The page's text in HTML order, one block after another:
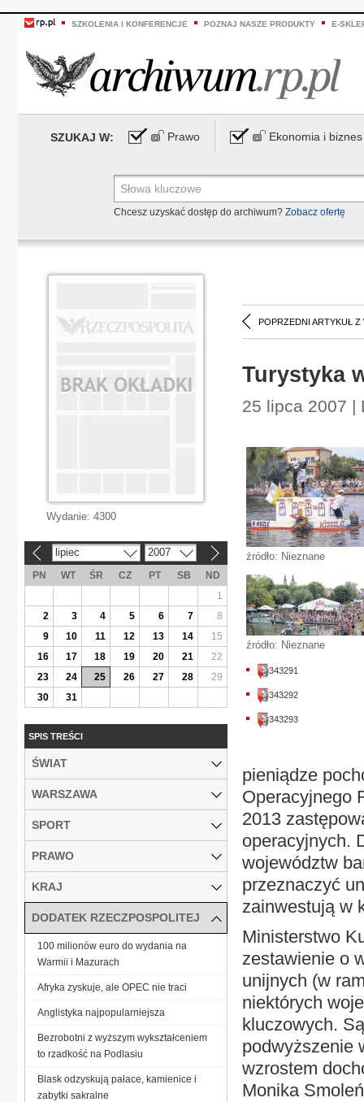
SZKOLENIA I KONFERENCJE POZNAJ NASZE PRODUKTY E-
SZUKAJ W: Prawo Ekonomia i biznes
Chcesz uzyskać dostęp do archiwum? Zobacz ofertę
POPRZEDNI ARTYKUŁ Z
Turystyka
25 lipca 2007 |
źródło: Nieznane
źródło: Nieznane
343291
343292
343293
pieniądze
Operacyjnego
2013
operacyjnych.
województw
przeznaczyć
zainwestują w
Ministerstwo
zestawienie o
unijnych (w
niektórych
kluczowych.
podwyższenie
wzrostem
Monika
Wydanie: 4300
lipiec 2007
PN WT ŚR CZ PT SB
ND
1
2
3 4 5 6 7
8
9
10 11 12 13 14
15
16
17 18 19 20 21
22
23
24 25 26 27 28
29
30
31
SPIS TREŚCI
ŚWIAT
WARSZAWA
SPORT
PRAWO
KRAJ
DODATEK RZECZPOSPOLITEJ
100 milionów euro do wydania na
Warmii i Mazurach
Afryka zyskuje, ale OPEC nie traci
Anglistyka najpopularniejsza
Bezrobotni z wyższym wykształceniem
to rzadkość na Podlasiu
Blask odzyskują pałace, kamienice i
zabytki sakralne